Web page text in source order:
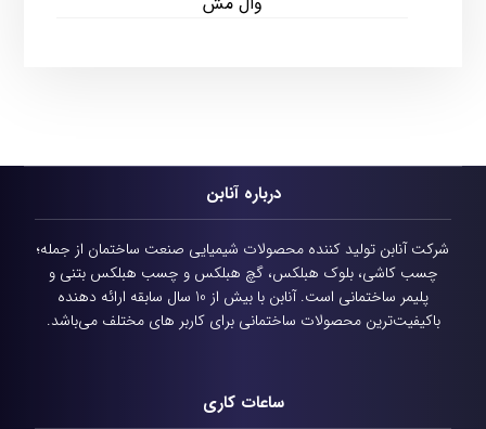
درباره آنابن
شرکت آنابن تولید کننده محصولات شیمیایی صنعت ساختمان از جمله؛
چسب کاشی، بلوک هبلکس، گچ هبلکس و چسب هبلکس بتنی و
پلیمر ساختمانی است.
آنابن با بیش از 10 سال سابقه ارائه دهنده
باکیفیت‌ترین محصولات ساختمانی برای کاربر های مختلف می‌باشد.
ساعات کاری